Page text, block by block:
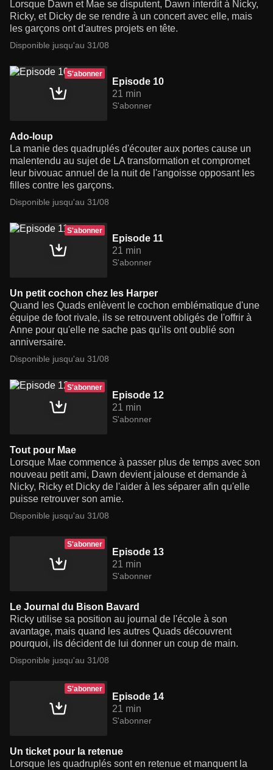
Lorsque Dawn et Mae se disputent, Dawn interdit à Nicky,
Ricky, et Dicky de se rendre à un concert avec elle, mais
les garçons ont d'autres projets en tête.
Disponible jusqu'au 31/08
S'abonner
Episode 10
21 min
S'abonner
Ado-loup
La manie des quadruplés d'écouter aux portes cause un
malentendu au sujet de LA transformation et compromet
leur bivouac annuel de la nuit de l'angoisse opposant les
filles contre les garçons.
Disponible jusqu'au 31/08
S'abonner
Episode 11
21 min
S'abonner
Un petit cochon chez les Harper
Quand les Quads enlèvent le cochon emblématique d'une
équipe de foot rivale, ils se retrouvent obligés de l'offrir à
Anne pour qu'elle ne sache pas qu'ils ont oublié son
anniversaire.
Disponible jusqu'au 31/08
S'abonner
Episode 12
21 min
S'abonner
Tout pour Mae
Lorsque Mae commence à passer plus de temps avec son
nouveau petit ami, Dawn devient jalouse et demande à
Nicky, Ricky et Dicky de l'aider à les séparer afin qu'elle
puisse retrouver son amie.
Disponible jusqu'au 31/08
S'abonner
Episode 13
21 min
S'abonner
Le Journal du Bison Bavard
Ricky utilise sa position au journal de l'école à son
avantage, mais quand les autres Quads découvrent
pourquoi, ils décident de lui donner un coup de main.
Disponible jusqu'au 31/08
S'abonner
Episode 14
21 min
S'abonner
Un ticket pour la retenue
Lorsque les quadruplés sont en retenue et manquent la